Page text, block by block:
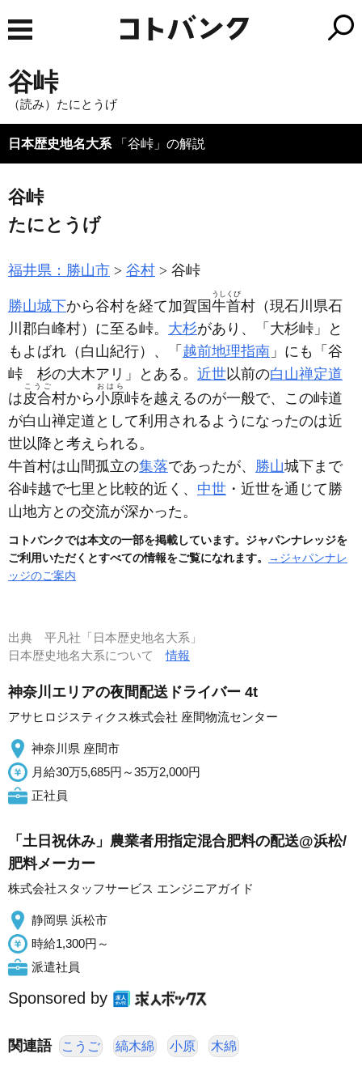
谷峠
（読み）たにとうげ
日本歴史地名大系 「谷峠」の解説
谷峠
たにとうげ
福井県：勝山市 谷村 谷峠
勝山城下から谷村を経て加賀国牛首
うしくび
村 （現石川県石
川郡白峰村） に至る峠。 大杉があり、「大杉峠」と
もよばれ （白山紀行） 、「 越前地理指南 」にも「谷
峠 杉の大木アリ」とある。 近世以前の白山禅定道
は皮合
こうご
村から小原
おはら
峠を越えるのが一般で、この峠道
が白山禅定道として利用されるようになったのは近
世以降と考えられる。
牛首村は山間孤立の集落であったが、 勝山城下まで
谷峠越で七里と比較的近く、 中世 ・近世を通じて勝
山地方との交流が深かった。
コトバンクでは本文の一部を掲載しています。ジャパンナレッジを
ご利用いただくとすべての情報をご覧になれます。
→ジャパンナレ
ッジのご案内
出典 平凡社「日本歴史地名大系」
日本歴史地名大系について情報
神奈川エリアの夜間配送ドライバー 4t
アサヒロジスティクス株式会社 座間物流センター
神奈川県 座間市
月給30万5,685円～35万2,000円
正社員
「土日祝休み」農業者用指定混合肥料の配送@浜松/
肥料メーカー
株式会社スタッフサービス エンジニアガイド
静岡県 浜松市
時給1,300円～
派遣社員
Sponsored by
関連語 こうご 縞木綿 小原 木綿